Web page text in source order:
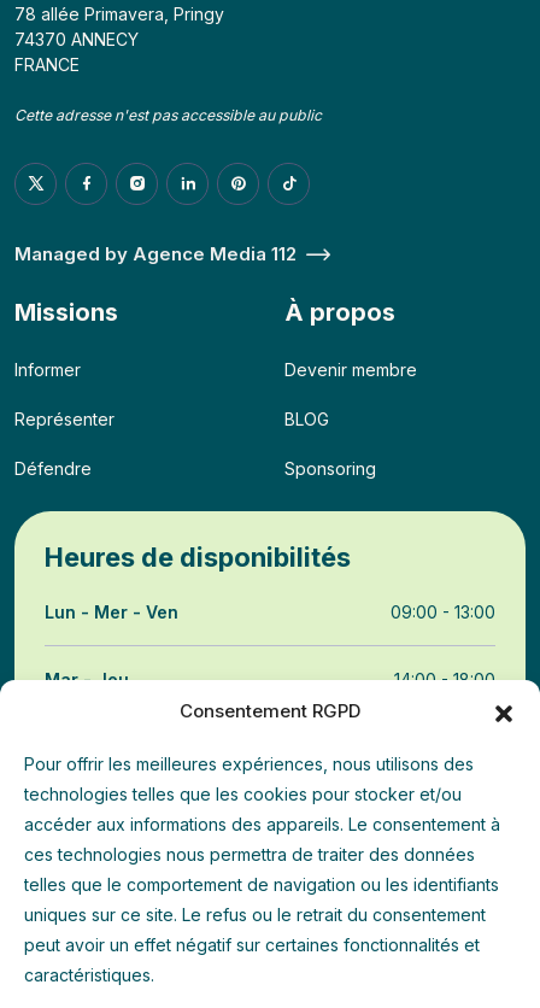
Consentement RGPD
Pour offrir les meilleures expériences, nous utilisons des
technologies telles que les cookies pour stocker et/ou
accéder aux informations des appareils. Le consentement à
ces technologies nous permettra de traiter des données
telles que le comportement de navigation ou les identifiants
uniques sur ce site. Le refus ou le retrait du consentement
peut avoir un effet négatif sur certaines fonctionnalités et
caractéristiques.
78 allée Primavera, Pringy
74370 ANNECY
FRANCE
Cette adresse n'est pas accessible au public
Managed by Agence Media 112
Missions
Informer
Représenter
Défendre
À propos
Devenir membre
BLOG
Sponsoring
Heures de disponibilités
Lun - Mer - Ven 09:00 - 13:00
Mar - Jeu 14:00 - 18:00
Annuaire